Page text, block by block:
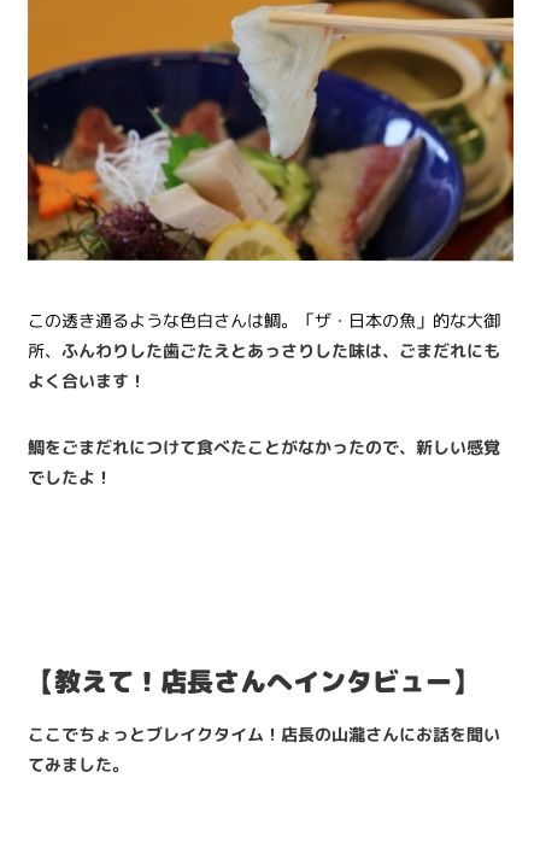
この透き通るような色白さんは鯛。「ザ・日本の魚」的な大御
所、 ふんわりした歯ごたえとあっさりした味は、ごまだれにも
よく合います！
鯛をごまだれにつけて食べたことがなかったので、新しい感覚
でしたよ！
【教えて！店長さんへインタビュー】
ここでちょっとブレイクタイム！店長の山瀧さんにお話を聞い
てみました。